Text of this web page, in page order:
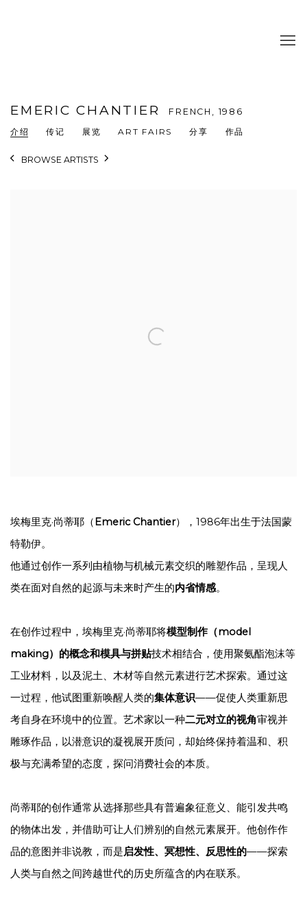
EMERIC CHANTIER FRENCH, 1986
介绍
传记 展览 ART FAIRS 分享 作品
BROWSE ARTISTS
埃梅里克·尚蒂耶（ Emeric Chantier），1986年出生于法国蒙
特勒伊。
他通过创作一系列由植物与机械元素交织的雕塑作品，呈现人
类在面对自然的起源与未来时产生的内省情感。
在创作过程中，埃梅里克·尚蒂耶将模型制作（model
making）的概念和模具与拼贴技术相结合，使用聚氨酯泡沫等
工业材料，以及泥土、木材等自然元素进行艺术探索。通过这
一过程，他试图重新唤醒人类的集体意识——促使人类重新思
考自身在环境中的位置。艺术家以一种二元对立的视角审视并
雕琢作品，以潜意识的凝视展开质问，却始终保持着温和、积
极与充满希望的态度，探问消费社会的本质。
尚蒂耶的创作通常从选择那些具有普遍象征意义、能引发共鸣
的物体出发，并借助可让人们辨别的自然元素展开。他创作作
品的意图并非说教，而是启发性、冥想性、反思性的——探索
人类与自然之间跨越世代的历史所蕴含的内在联系。